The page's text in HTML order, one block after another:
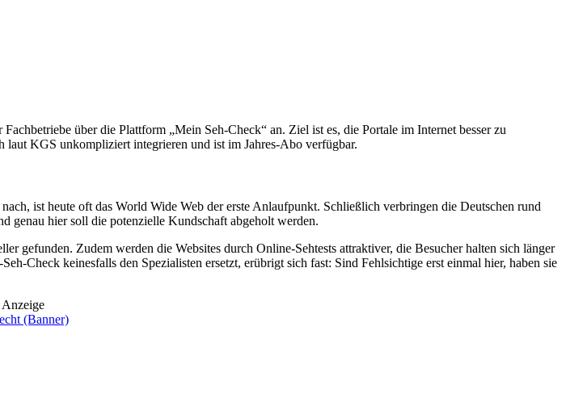
über die Plattform „Mein Seh-Check“ an. Ziel ist es, die Portale im Internet besser zu
laut KGS unkompliziert integrieren und ist im Jahres-Abo verfügbar.
ist heute oft das World Wide Web der erste Anlaufpunkt. Schließlich verbringen die Deutschen rund
genau hier soll die potenzielle Kundschaft abgeholt werden.
gefunden. Zudem werden die Websites durch Online-Sehtests attraktiver, die Besucher halten sich länger
Check keinesfalls den Spezialisten ersetzt, erübrigt sich fast: Sind Fehlsichtige erst einmal hier, haben sie
Anzeige